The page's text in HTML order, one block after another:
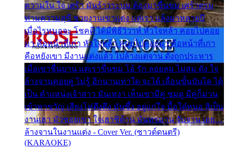
ความใน ใจ เศร้า มันร้าวระบม ต้องมาขื่นขม เศร้าตรม
ท่ามความสุขี ช่วยงานเขาแต่ง แต่เรา แล้งมาหลายปี
เมื่อไรหนอจะ โชคดี ได้มีพิธีวิวาห์ หัวใจหล้า คอยไปคอย
มา คือหน้าที่เก่า หัวใจหล้า คอยไปคอยมา คือหน้าที่เก่า
คือหยังเขา มีงานแต่งแล้ว ไปล้างแต่จาน ดั่งถูกประหาร
เมื่อเขาชื่นบาน แต่เราขื่นขม โอ้ รัก ลอยลม ไม่สม ดัง ใจ
ล้างจานคอยคู่ ไม่รู้ อีกนานเท่าใด จะได้ เลื่อนขั้นบันได ได้
เป็น ตำแหน่งเจ้าสาว มันเหงา เห็นเขามีคู่ ซมดู มีคู่ก็ม่วน
เข้าพาขวัญ เสียงโห่ตึงตึง มันซึ้ง อยู่แก่ใจ มื้อใด๋หนอ สิเป็น
งานเฮา มัวซอยเขา ใจเฮาซิด้าน มันทรมาน จับจาน เอย…
ล้างจานในงานแต่ง - Cover Ver. (ซาวด์ดนตรี)
(KARAOKE)